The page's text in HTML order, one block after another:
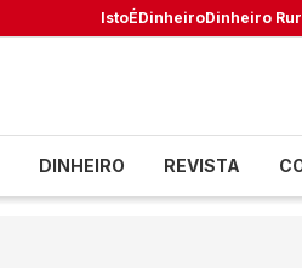
IstoÉDinheiroDinheiro
DINHEIRO REVISTA